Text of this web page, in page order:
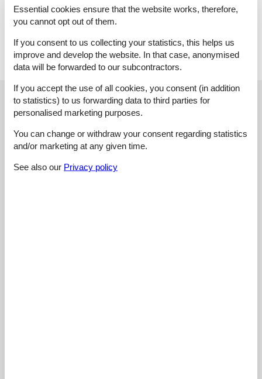
einem Ruheraum oder nutzen Sie den Fitnessraum.
Die Aufteilung der Unterkunft kann variieren. Die Grundrisse und
Bilder vermitteln einen guten Eindruck, dienen aber nur zur
Veranschaulichung.
External reviews Our guest reviewsExternal reviews
4,4
Essential cookies ensure that the website works, therefore,
you cannot opt out of them.
If you consent to us collecting your statistics, this helps us
improve and develop the website. In that case, anonymised
data will be forwarded to our subcontractors.
If you accept the use of all cookies, you consent (in addition
to statistics) to us forwarding data to third parties for
personalised marketing purposes.
You can change or withdraw your consent regarding statistics
and/or marketing at any given time.
See also our Privacy policy